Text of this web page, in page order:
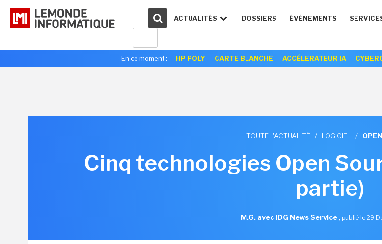
ACTUALITÉS DOSSIERS ÉVÉNEMENTS
En ce moment : HP POLY CARTE BLANCHE ACCÉLERATEUR IA
TOUTE L'ACTUALITÉ / LOGICIEL /
Cinq technologies Open
partie)
M.G. avec IDG News Service, publié le 29